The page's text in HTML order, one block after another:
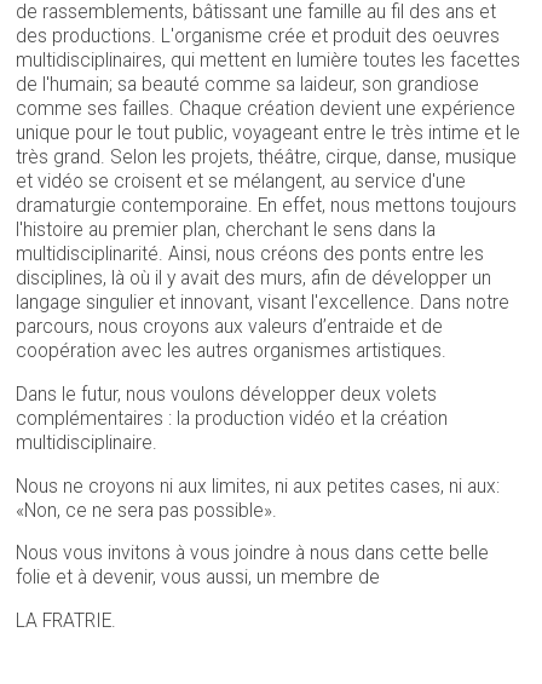
de rassemblements, bâtissant une famille au fil des ans et
des productions. L'organisme crée et produit des oeuvres
multidisciplinaires, qui mettent en lumière toutes les facettes
de l'humain; sa beauté comme sa laideur, son grandiose
comme ses failles. Chaque création devient une expérience
unique pour le tout public, voyageant entre le très intime et le
très grand. Selon les projets, théâtre, cirque, danse, musique
et vidéo se croisent et se mélangent, au service d'une
dramaturgie contemporaine. En effet, nous mettons toujours
l'histoire au premier plan, cherchant le sens dans la
multidisciplinarité. Ainsi, nous créons des ponts entre les
disciplines, là où il y avait des murs, afin de développer un
langage singulier et innovant, visant l'excellence. Dans notre
parcours, nous croyons aux valeurs d’entraide et de
coopération avec les autres organismes artistiques.
Dans le futur, nous voulons développer deux volets
complémentaires : la production vidéo et la création
multidisciplinaire.
Nous ne croyons ni aux limites, ni aux petites cases, ni aux:
«Non, ce ne sera pas possible».
Nous vous invitons à vous joindre à nous dans cette belle
folie et à devenir, vous aussi, un membre de
LA FRATRIE.